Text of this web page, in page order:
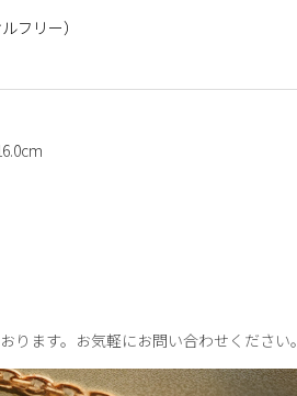
フリー）
ます。お気軽にお問い合わせください。